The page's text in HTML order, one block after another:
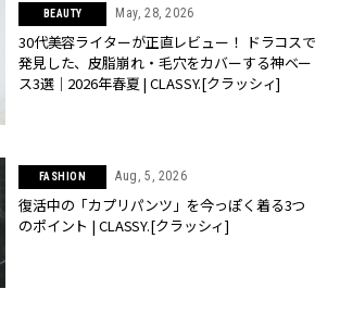
BEAUTY May, 28, 2026
30代美容ライターが正直レビュー！ ドラコスで
発見した、皮脂崩れ・毛穴をカバーする神ベー
ス3選｜2026年春夏 | CLASSY.[クラッシィ]
FASHION Aug, 5, 2026
復活中の「カプリパンツ」を今っぽく着る3つ
のポイント | CLASSY.[クラッシィ]